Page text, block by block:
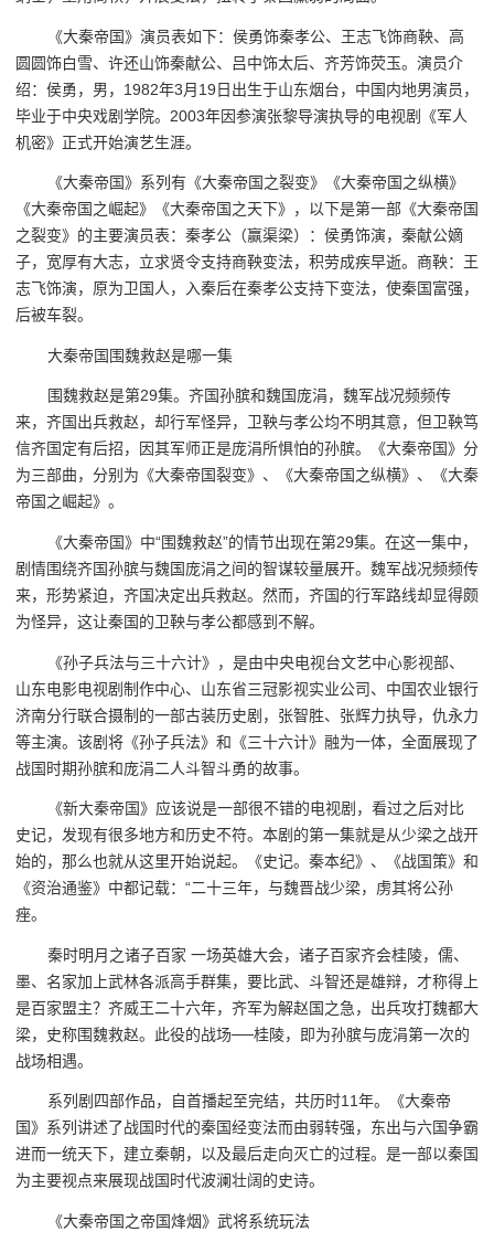
《大秦帝国》演员表如下：侯勇饰秦孝公、王志飞饰商鞅、高
圆圆饰白雪、许还山饰秦献公、吕中饰太后、齐芳饰荧玉。演员介
绍：侯勇，男，1982年3月19日出生于山东烟台，中国内地男演员，
毕业于中央戏剧学院。2003年因参演张黎导演执导的电视剧《军人
机密》正式开始演艺生涯。
《大秦帝国》系列有《大秦帝国之裂变》《大秦帝国之纵横》
《大秦帝国之崛起》《大秦帝国之天下》，以下是第一部《大秦帝国
之裂变》的主要演员表：秦孝公（赢渠梁）：侯勇饰演，秦献公嫡
子，宽厚有大志，立求贤令支持商鞅变法，积劳成疾早逝。商鞅：王
志飞饰演，原为卫国人，入秦后在秦孝公支持下变法，使秦国富强，
后被车裂。
大秦帝国围魏救赵是哪一集
围魏救赵是第29集。齐国孙膑和魏国庞涓，魏军战况频频传
来，齐国出兵救赵，却行军怪异，卫鞅与孝公均不明其意，但卫鞅笃
信齐国定有后招，因其军师正是庞涓所惧怕的孙膑。《大秦帝国》分
为三部曲，分别为《大秦帝国裂变》、《大秦帝国之纵横》、《大秦
帝国之崛起》。
《大秦帝国》中“围魏救赵”的情节出现在第29集。在这一集中，
剧情围绕齐国孙膑与魏国庞涓之间的智谋较量展开。魏军战况频频传
来，形势紧迫，齐国决定出兵救赵。然而，齐国的行军路线却显得颇
为怪异，这让秦国的卫鞅与孝公都感到不解。
《孙子兵法与三十六计》，是由中央电视台文艺中心影视部、
山东电影电视剧制作中心、山东省三冠影视实业公司、中国农业银行
济南分行联合摄制的一部古装历史剧，张智胜、张辉力执导，仇永力
等主演。该剧将《孙子兵法》和《三十六计》融为一体，全面展现了
战国时期孙膑和庞涓二人斗智斗勇的故事。
《新大秦帝国》应该说是一部很不错的电视剧，看过之后对比
史记，发现有很多地方和历史不符。本剧的第一集就是从少梁之战开
始的，那么也就从这里开始说起。《史记。秦本纪》、《战国策》和
《资治通鉴》中都记载：“二十三年，与魏晋战少梁，虏其将公孙
痤。
秦时明月之诸子百家 一场英雄大会，诸子百家齐会桂陵，儒、
墨、名家加上武林各派高手群集，要比武、斗智还是雄辩，才称得上
是百家盟主？齐威王二十六年，齐军为解赵国之急，出兵攻打魏都大
梁，史称围魏救赵。此役的战场──桂陵，即为孙膑与庞涓第一次的
战场相遇。
系列剧四部作品，自首播起至完结，共历时11年。《大秦帝
国》系列讲述了战国时代的秦国经变法而由弱转强，东出与六国争霸
进而一统天下，建立秦朝，以及最后走向灭亡的过程。是一部以秦国
为主要视点来展现战国时代波澜壮阔的史诗。
《大秦帝国之帝国烽烟》武将系统玩法